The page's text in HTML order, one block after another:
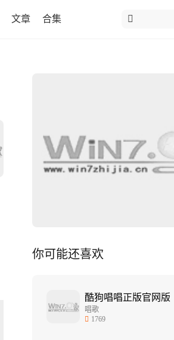
文章 合集
你可能还喜欢
酷狗唱唱正版官网版
唱歌
1769